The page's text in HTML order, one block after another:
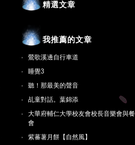
精選文章
我推薦的文章
鶯歌溪邊自行車道
睡覺3
聽！那最美的聲音
乩童對話。葉錦添
大華府輔仁大學校友會校長音樂會與餐
會
紫蕃薯月餅【自然風】